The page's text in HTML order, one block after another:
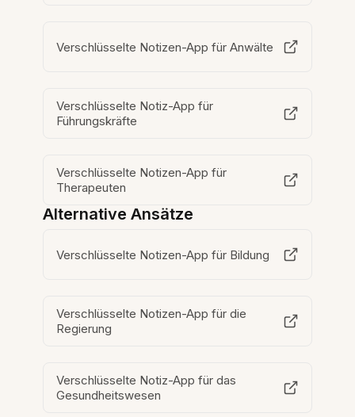
Verschlüsselte Notizen-App für Anwälte
Verschlüsselte Notiz-App für
Führungskräfte
Verschlüsselte Notizen-App für
Therapeuten
Alternative Ansätze
Verschlüsselte Notizen-App für Bildung
Verschlüsselte Notizen-App für die
Regierung
Verschlüsselte Notiz-App für das
Gesundheitswesen